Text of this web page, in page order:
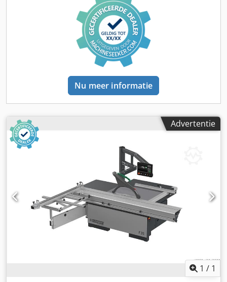
fijnafstelling - zaaghoogte tot 175 mm bij een
zaagbladdiameter van 500 mm (hiervoor moet de voorzaag
worden verwijderd) - motor 5,5 kW met 4 snelheden van
3/45/6000 toeren per minuut, handmatig instelbaar - met
automatische rem en digitale weergave van het toerental -
2-assige voorzaag met elektromotorische hoogte- en
zijdelingse aanpassing Beschikbaarheid: op korte termijn
Locatie: 63934 RöllbachNu meer informatie
Advertentie
1 / 1